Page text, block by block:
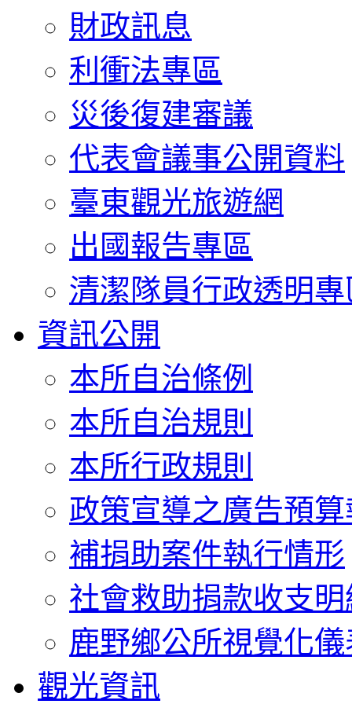
財政訊息
利衝法專區
災後復建審議
代表會議事公開資料
臺東觀光旅遊網
出國報告專區
清潔隊員行政透明專
資訊公開
本所自治條例
本所自治規則
本所行政規則
政策宣導之廣告預
補捐助案件執行情形
社會救助捐款收支明
鹿野鄉公所視覺化
觀光資訊